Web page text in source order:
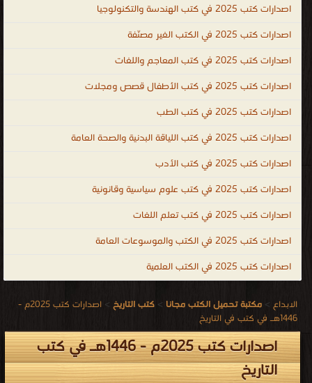
in english ، islamic history books in urdu pdf ، islamic history
books malayalam pdf ، islamic history books in bangla ، islamic
history in urdu ، islamic history books in malayalam التاريخ
اصدارات كتب 2025 في كتب الهندسة والتكنولوجيا
اصدارات كتب 2025 في الكتب الغير مصنّفة
اصدارات كتب 2025 في كتب المعاجم واللغات
اصدارات كتب 2025 في كتب الأطفال قصص ومجلات
اصدارات كتب 2025 في كتب الطب
اصدارات كتب 2025 في كتب اللياقة البدنية والصحة العامة
اصدارات كتب 2025 في كتب الأدب
اصدارات كتب 2025 في كتب علوم سياسية وقانونية
اصدارات كتب 2025 في كتب تعلم اللغات
اصدارات كتب 2025 في الكتب والموسوعات العامة
اصدارات كتب 2025 في الكتب العلمية
الابداع > مكتبة تحميل الكتب مجانا > كتب التاريخ >
اصدارات كتب 2025م -
1446هـ في كتب في التاريخ
اصدارات كتب 2025م - 1446هـ في كتب
التاريخ